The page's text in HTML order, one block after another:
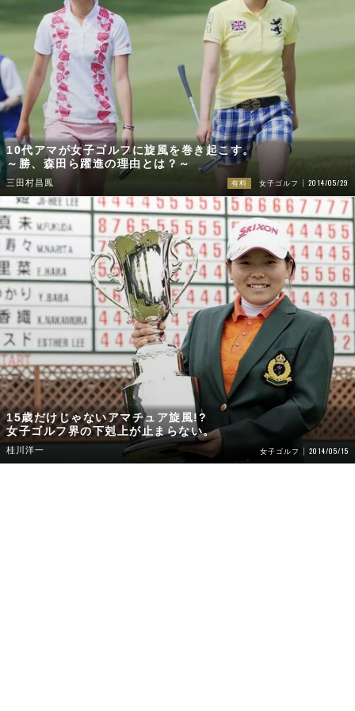
10代アマが女子ゴルフに旋風を巻き起こす。
～勝、森田ら躍進の理由とは？～
三田村昌鳳 有料 女子ゴルフ 2014/05/29
15歳だけじゃないアマチュア旋風!?
女子ゴルフ界の下剋上が止まらない。
桂川洋一 女子ゴルフ 2014/05/15